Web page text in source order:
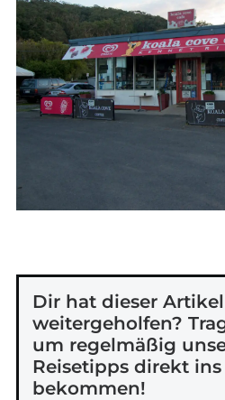
Dir hat dieser
weitergeholfen?
um regelmäßig
Reisetipps direkt
bekommen!